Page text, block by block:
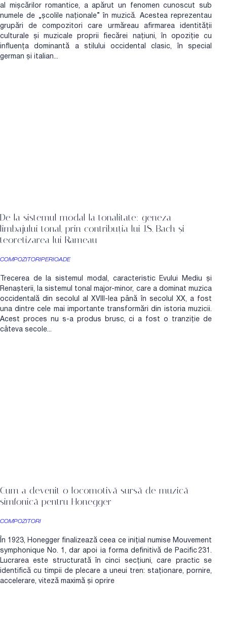
al mișcărilor romantice, a apărut un fenomen cunoscut sub
numele de „școlile naționale” în muzică. Acestea reprezentau
grupări de compozitori care urmăreau afirmarea identității
culturale și muzicale proprii fiecărei națiuni, în opoziție cu
influența dominantă a stilului occidental clasic, în special
german și italian...
De la sistemul modal la tonalitate: geneza
limbajului tonal, prin contribuția lui J.S. Bach și
teoretizarea lui Rameau
COMPOZITORIPERIOADE
Trecerea de la sistemul modal, caracteristic Evului Mediu și
Renașterii, la sistemul tonal major-minor, care a dominat muzica
occidentală din secolul al XVIII-lea până în secolul XX, a fost
una dintre cele mai importante transformări din istoria muzicii.
Acest proces nu s-a produs brusc, ci a fost o tranziție de
câteva secole...
Cum a devenit o locomotivă sursă de muzică
simfonică pentru Honegger
COMPOZITORI
În 1923, Honegger finalizează ceea ce inițial numise Mouvement
symphonique No. 1, dar apoi ia forma definitivă de Pacific 231.
Lucrarea este structurată în cinci secțiuni, care practic se
identifică cu timpii de plecare a uneui tren: staționare, pornire,
accelerare, viteză maximă și oprire